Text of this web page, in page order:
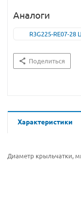
Аналоги
R3G225-RE07-
Поделиться
Характеристики
Диаметр крыльчатки,